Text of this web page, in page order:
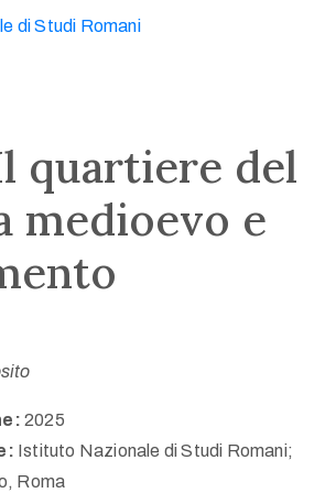
quartiere del
medioevo e
2025
Istituto Nazionale di Studi Romani;
Roma